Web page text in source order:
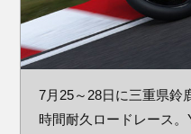
7月25～28日に三重県鈴
時間耐久ロードレース